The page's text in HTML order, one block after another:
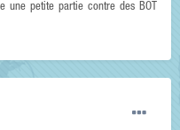
petite partie contre des BOT